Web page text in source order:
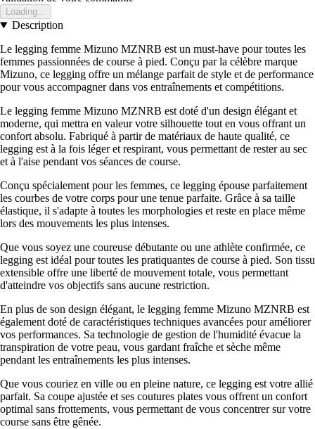
Loading...
Description
Le legging femme Mizuno MZNRB est un must-have pour toutes les
femmes passionnées de course à pied. Conçu par la célèbre marque
Mizuno, ce legging offre un mélange parfait de style et de performance
pour vous accompagner dans vos entraînements et compétitions.
Le legging femme Mizuno MZNRB est doté d'un design élégant et
moderne, qui mettra en valeur votre silhouette tout en vous offrant un
confort absolu. Fabriqué à partir de matériaux de haute qualité, ce
legging est à la fois léger et respirant, vous permettant de rester au sec
et à l'aise pendant vos séances de course.
Conçu spécialement pour les femmes, ce legging épouse parfaitement
les courbes de votre corps pour une tenue parfaite. Grâce à sa taille
élastique, il s'adapte à toutes les morphologies et reste en place même
lors des mouvements les plus intenses.
Que vous soyez une coureuse débutante ou une athlète confirmée, ce
legging est idéal pour toutes les pratiquantes de course à pied. Son tissu
extensible offre une liberté de mouvement totale, vous permettant
d'atteindre vos objectifs sans aucune restriction.
En plus de son design élégant, le legging femme Mizuno MZNRB est
également doté de caractéristiques techniques avancées pour améliorer
vos performances. Sa technologie de gestion de l'humidité évacue la
transpiration de votre peau, vous gardant fraîche et sèche même
pendant les entraînements les plus intenses.
Que vous couriez en ville ou en pleine nature, ce legging est votre allié
parfait. Sa coupe ajustée et ses coutures plates vous offrent un confort
optimal sans frottements, vous permettant de vous concentrer sur votre
course sans être gênée.